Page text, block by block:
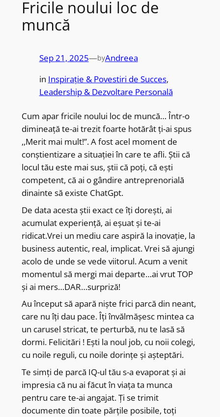
Fricile noului loc de
muncă
Sep 21, 2025—byAndreea
in Inspirație & Povestiri de Succes
Leadership & Dezvoltare Personală
Cum apar fricile noului loc de muncă… Într-o
dimineață te-ai trezit foarte hotărât ți-ai spus
,,Merit mai mult!”. A fost acel moment de
conștientizare a situației în care te afli. Știi că
locul tău este mai sus, știi că poți, că ești
competent, că ai o gândire antreprenorială
dinainte să existe ChatGpt.
De data acesta știi exact ce îți dorești, ai
acumulat experiență, ai eșuat și te-ai
ridicat.Vrei un mediu care aspiră la inovație, la
business autentic, real, implicat. Vrei să ajungi
acolo de unde se vede viitorul. Acum a venit
momentul să mergi mai departe…ai vrut TOP
și ai mers…DAR…surpriză!
Au început să apară niște frici parcă din neant,
care nu îți dau pace. Îți învălmășesc mintea ca
un carusel stricat, te perturbă, nu te lasă să
dormi. Felicitări ! Ești la noul job, cu noii colegi,
cu noile reguli, cu noile dorințe și așteptări.
Te simți de parcă IQ-ul tău s-a evaporat și ai
impresia că nu ai făcut în viața ta munca
pentru care te-ai angajat. Ți se trimit
documente din toate părțile posibile, toți